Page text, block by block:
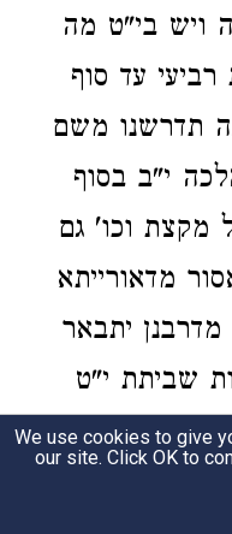
ויש בי"ט מה
עד סוף
תדרשנו משם
י"ב בסוף
מקצת וכו' גם
מדאורייתא
יתבאר
שביתת י"ט
א' וב' וג'
We use cookies to give
our site. Click OK to